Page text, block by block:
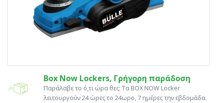
Box Now Lockers, Γρήγορη παράδοση
Παράλαβε το ό,τι ώρα θες: Tα ΒΟΧ ΝΟW Locker
λειτουργούν 24 ώρες το 24ωρο, 7 ημέρες την εβδομάδα.